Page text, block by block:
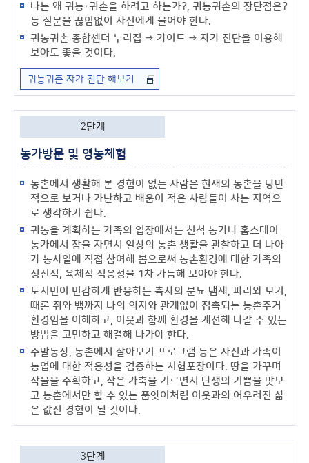
나는 왜 귀농·귀촌을 하려고 하는가?, 귀농귀촌의 장단점은?
등 질문을 끊임없이 자신에게 물어야 한다.
귀농귀촌 종합센터 누리집 → 가이드 → 자가 진단을 이용해
보아도 좋을 것이다.
귀농귀촌 자가 진단 해보기
2단계
농가방문 및 영농체험
농촌에서 생활해 본 경험이 없는 사람은 현재의 농촌을 낭만
적으로 보거나 가난하고 배움이 적은 사람들이 사는 지역으
로 생각하기 쉽다.
귀농을 계획하는 가족의 입장에서는 친척 농가나 홈스테이
농가에서 잠을 자면서 일상의 농촌 생활을 관찰하고 더 나아
가 농사일에 직접 참여해 봄으로써 농촌환경에 대한 가족의
정신적, 육체적 적응성을 1차 가늠해 보아야 한다.
도시민이 민감하게 반응하는 축사의 분뇨 냄새, 파리와 모기,
때론 쥐와 뱀까지 나의 의지와 관계없이 접촉되는 농촌주거
환경임을 이해하고, 이웃과 함께 환경을 개선해 나갈 수 있는
방법을 고민하고 해결해 나가야 한다.
주말농장, 농촌에서 살아보기 프로그램 등은 자신과 가족이
농업에 대한 적응성을 검증하는 시험포장이다. 땅을 가꾸며
작물을 수확하고, 작은 가축을 기르면서 탄생의 기쁨을 맛보
고 농촌에서만 할 수 있는 품앗이처럼 이웃과의 어우러진 삶
은 값진 경험이 될 것이다.
3단계